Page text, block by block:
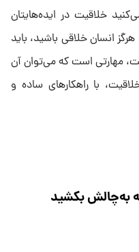
خلاقیت در ایده‌هایتان
انسان خلاقی باشید، باید
مهارتی است که می‌توان آن
با راهکارهای ساده و
به‌چالش بکشید